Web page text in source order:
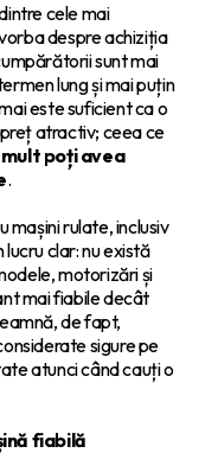
cele mai
despre achiziția
sunt mai
lung și mai puțin
este suficient ca o
atractiv; ceea ce
poți avea
.
mașini rulate, inclusiv
lucru clar: nu există
motorizări și
mai fiabile decât
de fapt,
sigure pe
atunci când cauți o
fiabilă